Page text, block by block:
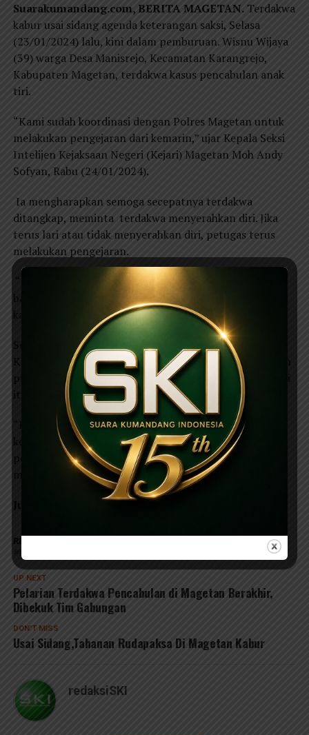
Suarakumandang.com, BERITA MAGETAN.Terdakwa
kabur usai sidang agenda keterangan saksi, Selasa
(23/01/2024) lalu, kini dalam pemburuan. Wisnu Wijaya
(39) warga Desa Manisrejo, Kecamatan Karangrejo,
Kabupaten Magetan, terdakwa kasus pencabulan anak
tiri.
“Kami sudah koordinasi dengan Polres Magetan untuk
melakukan pengejaran dari kemarin,” ujar Kepala Seksi
Intelijen Kejaksaan Negeri (Kejari) Magetan Moh Andy
Sofyan, Rabu (24/01/2024).
Ia mengharapkan semoga secepatnya terdakwa
ditangkap, meminta terdakwa menyerahkan diri. Jika
terus lari atau tidak menyerahkan diri, petugas terus
melakukan pengejaran.
“Percuma kabur, dihidupnya jadi tidak tenang. Mohon
bantuan doanya, semoga terdakwa segera tertangkap,”
kata Moh Andy kepada jurnalis suarakumandang.com.
Sementara itu, Kasi Humas Polres Magetan AKP Budi
Kuncahyo membenarkan adanya koordinasi kedua belah
pihak terkait hal itu. Koordinasi langsung dilakukan hari
itu juga (kemarin).
“Bahkan, kami juga melakukan olah TKP, meminta
keterangan saksi, investigasi terhadap petugas
pengamanan atau pengawalan tahanan. Kami juga
membentuk unit khusus pengejaran,” pungkasnya.
Jurnalis: Tim.
RELATED TOPICS:
DI MAGETAN
UP NEXT
Pelarian Terdakwa Pencabulan di Magetan Berakhir,
Dibekuk Tim Gabungan
DON'T MISS
Usai Sidang,Tahanan Rudapaksa Di Magetan Kabur
redaksiSKI